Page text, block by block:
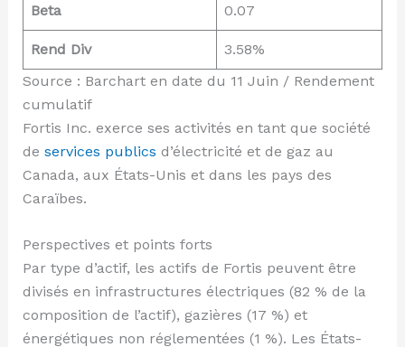
Beta 0.07
Rend Div
3.58%
Source : Barchart en date du 11 Juin / Rendement
cumulatif
Fortis Inc. exerce ses activités en tant que société
de services publics d’électricité et de gaz au
Canada, aux États-Unis et dans les pays des
Caraïbes.
Perspectives et points forts
Par type d’actif, les actifs de Fortis peuvent être
divisés en infrastructures électriques (82 % de la
composition de l’actif), gazières (17 %) et
énergétiques non réglementées (1 %). Les États-